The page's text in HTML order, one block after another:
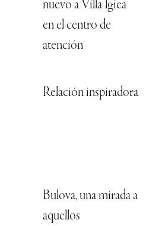
nuevo a Villa Igiea
en el centro de
atención
Relación inspiradora
Bulova, una mirada a
aquellos